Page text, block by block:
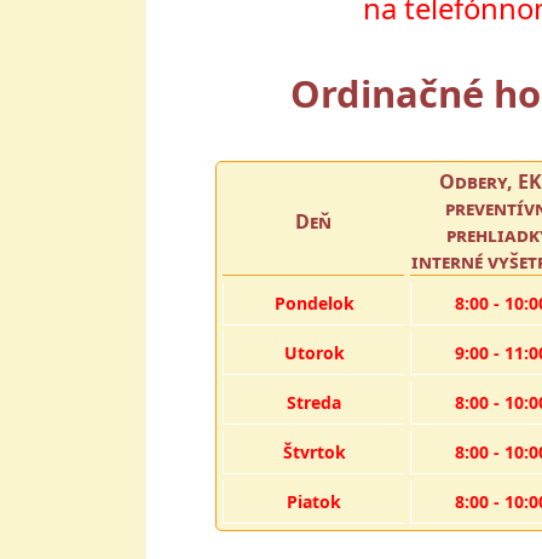
Ordinačné
Deň
Odbery,
interné
Pondelok 8:00 -
Utorok 9:00 -
Streda 8:00 -
Štvrtok 8:00 -
Piatok 8:00 -